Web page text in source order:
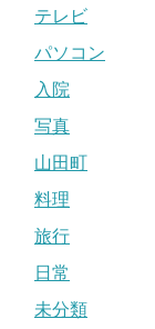
テレビ
パソコン
入院
写真
山田町
料理
旅行
日常
未分類